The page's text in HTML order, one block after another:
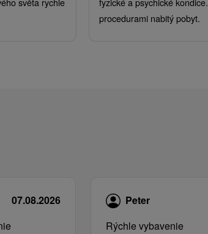
procedurami nabitý pobyt.
07.08.2026
Peter
Rýchle vybavenie